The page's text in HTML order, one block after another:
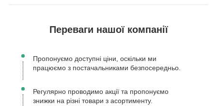
Переваги нашої компанії
Пропонуємо доступні ціни, оскільки ми
працюємо з постачальниками безпосередньо.
Регулярно проводимо акції та пропонуємо
знижки на різні товари з асортименту.